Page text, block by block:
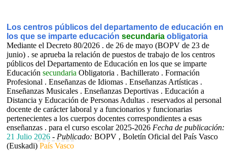
Los centros públicos del departamento de educación en
los que se imparte educación secundaria obligatoria
Mediante el Decreto 80/2026 . de 26 de mayo (BOPV de 23 de
junio) . se aprueba la relación de puestos de trabajo de los centros
públicos del Departamento de Educación en los que se imparte
Educación secundaria Obligatoria . Bachillerato . Formación
Profesional . Enseñanzas de Idiomas . Enseñanzas Artísticas .
Enseñanzas Musicales . Enseñanzas Deportivas . Educación a
Distancia y Educación de Personas Adultas . reservados al personal
docente de carácter laboral y a funcionarios y funcionarias
pertenecientes a los cuerpos docentes correspondientes a esas
enseñanzas . para el curso escolar 2025-2026 Fecha de publicación:
21 Julio 2026 - Publicado: BOPV , Boletín Oficial del País Vasco
(Euskadi) País Vasco